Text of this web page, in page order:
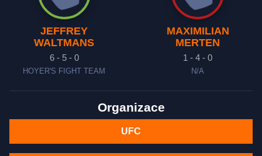
JEFFREY
WALTMANS
6 - 5 - 0
HOYER'S FIGHT TEAM
MAXIMILIAN
MERTEN
1 - 4 - 0
N/A
Organizace
UFC